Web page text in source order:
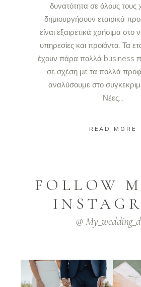
δυνατότητα σε όλους τους
δημιουργήσουν εταιρικά
είναι εξαιρετικά χρήσιμα
υπηρεσίες και προϊόντα. Τα
έχουν πάρα πολλά business
σε σχέση με τα πολλά
αναλύσουμε στο
Νέες...
READ MORE
FOLLOW
@